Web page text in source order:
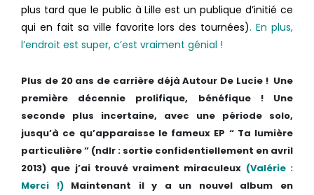
plus tard que le public à Lille est un publique d’initié ce
qui en fait sa ville favorite lors des tournées). En plus,
l’endroit est super, c’est vraiment génial !
Plus de 20 ans de carrière déjà Autour De Lucie ! Une
première décennie prolifique, bénéfique ! Une
seconde plus incertaine, avec une période solo,
jusqu’à ce qu’apparaisse le fameux EP “ Ta lumière
particulière ” (ndlr : sortie confidentiellement en avril
2013) que j’ai trouvé vraiment miraculeux (Valérie :
Merci !)
Maintenant il y a un nouvel album en